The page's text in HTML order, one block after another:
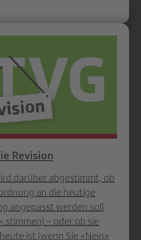
Revision
darüber abgestimmt, ob
an die heutige
angepasst werden soll
stimmen) – oder ob sie
ist (wenn Sie «Nein»